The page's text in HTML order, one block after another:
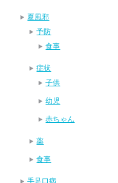
夏風邪
予防
食事
症状
子供
幼児
赤ちゃん
薬
食事
手足口病